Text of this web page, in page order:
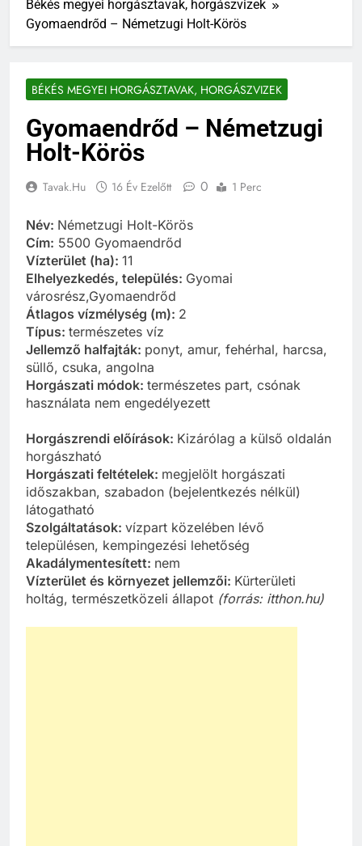
Békés megyei horgásztavak, horgászvizek
Gyomaendrőd – Németzugi Holt-Körös
BÉKÉS MEGYEI HORGÁSZTAVAK, HORGÁSZVIZEK
Gyomaendrőd – Németzugi
Holt-Körös
Tavak.hu 16 Év Ezelőtt 0 1 Perc
Név: Németzugi Holt-Körös
Cím: 5500 Gyomaendrőd
Vízterület (ha): 11
Elhelyezkedés, település: Gyomai
városrész,Gyomaendrőd
Átlagos vízmélység (m): 2
Típus: természetes víz
Jellemző halfajták: ponyt, amur, fehérhal, harcsa,
süllő, csuka, angolna
Horgászati módok: természetes part, csónak
használata nem engedélyezett
Horgászrendi előírások: Kizárólag a külső oldalán
horgászható
Horgászati feltételek: megjelölt horgászati
időszakban, szabadon (bejelentkezés nélkül)
látogatható
Szolgáltatások: vízpart közelében lévő
településen, kempingezési lehetőség
Akadálymentesített: nem
Vízterület és környezet jellemzői: Kürterületi
holtág, természetközeli állapot (forrás: itthon.hu)